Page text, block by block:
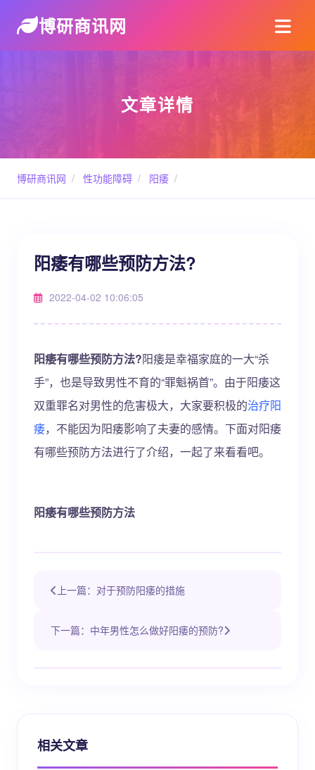
博研商讯网
文章详情
博研商讯网 / 性功能障碍 / 阳痿 /
阳痿有哪些预防方法?
2022-04-02 10:06:05
阳痿有哪些预防方法?阳痿是幸福家庭的一大“杀
手”，也是导致男性不育的“罪魁祸首”。由于阳痿这
双重罪名对男性的危害极大，大家要积极的治疗阳
痿，不能因为阳痿影响了夫妻的感情。下面对阳痿
有哪些预防方法进行了介绍，一起了来看看吧。
阳痿有哪些预防方法
上一篇：对于预防阳痿的措施
下一篇：中年男性怎么做好阳痿的预防?
相关文章